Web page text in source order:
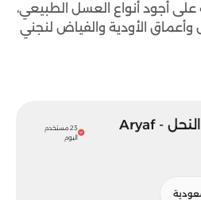
أجود أنواع العسل الطبيعي،
الأودية والفياض لنجني
أفضل عروض ارياف النحل - Aryaf
23 مستخدم
اليوم